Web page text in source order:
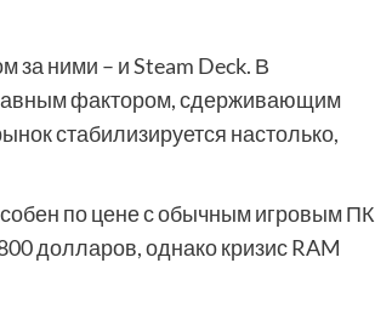
за ними – и Steam Deck. В
фактором, сдерживающим
стабилизируется настолько,
по цене с обычным игровым ПК
долларов, однако кризис RAM